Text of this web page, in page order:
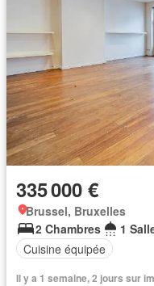
335 000 €
Brussel, Bruxelles
2 Chambres
1
Cuisine équipée
Il y a 1 semaine, 2 jours sur